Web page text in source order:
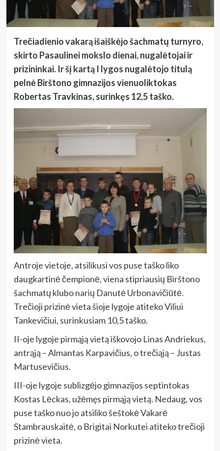
Trečiadienio vakarą išaiškėjo šachmatų turnyro,
skirto Pasaulinei mokslo dienai, nugalėtojai ir
prizininkai. Ir šį kartą I lygos nugalėtojo titulą
pelnė Birštono gimnazijos vienuoliktokas
Robertas Travkinas, surinkęs 12,5 taško.
Antroje vietoje, atsilikusi vos puse taško liko
daugkartinė čempionė, viena stipriausių Birštono
šachmatų klubo narių Danutė Urbonavičiūtė.
Trečioji prizinė vieta šioje lygoje atiteko Viliui
Tankevičiui, surinkusiam 10,5 taško.
II-oje lygoje pirmąją vietą iškovojo Linas Andriekus,
antrąją – Almantas Karpavičius, o trečiąją – Justas
Martusevičius.
III-oje lygoje sublizgėjo gimnazijos septintokas
Kostas Lėckas, užėmęs pirmąją vietą. Nedaug, vos
puse taško nuo jo atsiliko šeštokė Vakarė
Stambrauskaitė, o Brigitai Norkutei atiteko trečioji
prizinė vieta.